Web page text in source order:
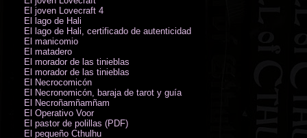
El joven Lovecraft 4
El lago de Hali
El lago de Hali, certificado de autenticidad
El manicomio
El matadero
El morador de las tinieblas
El morador de las tinieblas
El Necrocomicón
El Necronomicón, baraja de tarot y guía
El Necroñamñamñam
El Operativo Voor
El pastor de polillas (PDF)
El pequeño Cthulhu